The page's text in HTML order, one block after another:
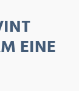
EINE